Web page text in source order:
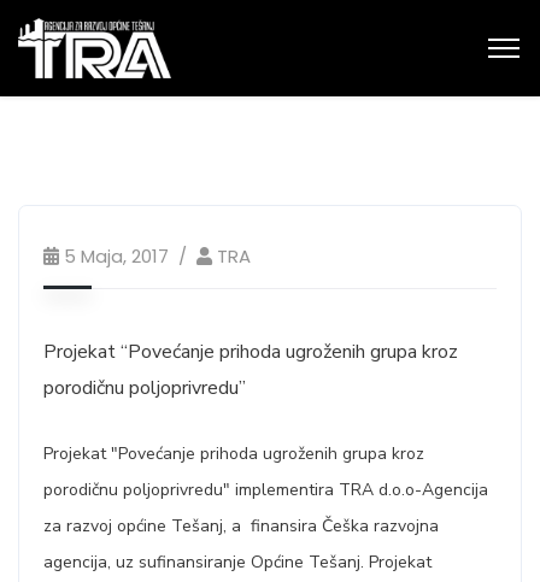
5 Maja, 2017 TRA
Projekat “Povećanje prihoda ugroženih grupa kroz
porodičnu poljoprivredu”
Projekat "Povećanje prihoda ugroženih grupa kroz
porodičnu poljoprivredu" implementira TRA d.o.o-Agencija
za razvoj općine Tešanj, a finansira Češka razvojna
agencija, uz sufinansiranje Općine Tešanj. Projekat